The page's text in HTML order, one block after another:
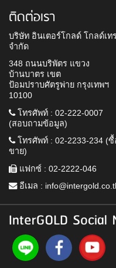
ติดต่อเรา
บริษัท อินเตอร์โกลด์ โกลด์เท
จำกัด
348 ถนนบริพัตร แขวง
บ้านบาตร เขต
ป้อมปราบศัตรูพ่าย กรุงเทพฯ
10100
โทรศัพท์ : 02-222-0007
(สอบถามข้อมูล)
โทรศัพท์ : 02-2233-234 (ซื้
ขาย)
แฟกซ์ : 02-2222-046
อีเมล :
InterGOLD Social